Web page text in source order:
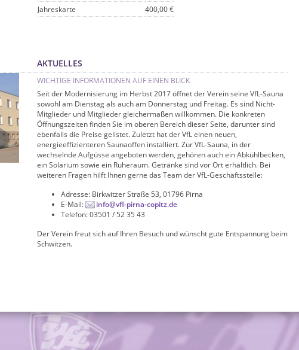
Jahreskarte
400,00 €
AKTUELLES
WICHTIGE INFORMATIONEN AUF EINEN BLICK
Seit der Modernisierung im Herbst 2017 öffnet der Verein seine VfL-Sauna
sowohl am Dienstag als auch am Donnerstag und Freitag. Es sind Nicht-
Mitglieder und Mitglieder gleichermaßen willkommen. Die konkreten
Öffnungszeiten finden Sie im oberen Bereich dieser Seite, darunter sind
ebenfalls die Preise gelistet. Zuletzt hat der VfL einen neuen,
energieeffizienteren Saunaoffen installiert. Zur VfL-Sauna, in der
wechselnde Aufgüsse angeboten werden, gehören auch ein Abkühlbecken,
ein Solarium sowie ein Ruheraum. Getränke sind vor Ort erhältlich. Bei
weiteren Fragen hilft Ihnen gerne das Team der VfL-Geschäftsstelle:
Adresse: Birkwitzer Straße 53, 01796 Pirna
E-Mail:
info@vfl-pirna-copitz.de
Telefon: 03501 / 52 35 43
Der Verein freut sich auf Ihren Besuch und wünscht gute Entspannung beim
Schwitzen.